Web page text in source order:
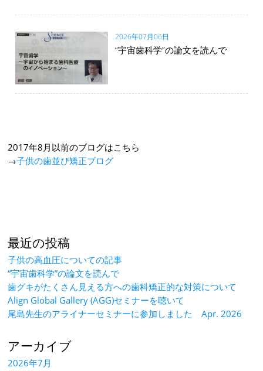
2026年07月06日
“宇宙歯科学”の論文を読んで
2017年8月以前のブログはこちら
→子供の歯並び矯正ブログ
最近の投稿
子供の高血圧についての記事
“宇宙歯科学”の論文を読んで
歯グキがたくさん見える方への歯科矯正的な対策について
Align Global Gallery (AGG)セミナーを聴いて
尾島先生のアライナーセミナーに参加しました Apr. 2026
アーカイブ
2026年7月